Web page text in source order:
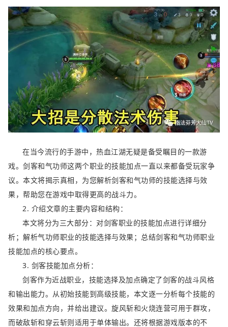
在当今流行的手游中，热血江湖无疑是备受瞩目的一款游
戏。剑客和气功师这两个职业的技能加点一直以来都备受玩家争
议。本文将揭示真相，为您解析剑客和气功师的技能选择与效
果，帮助您在游戏中取得更高的战斗力。
2. 介绍文章的主要内容和结构：
本文将分为三大部分：对剑客职业的技能加点进行详细分
析；解析气功师职业的技能选择与效果；总结剑客和气功师职业
技能加点的核心要点。
3. 剑客技能加点分析：
剑客作为近战职业，技能选择及加点确定了剑客的战斗风格
和输出能力。从初始技能到高级技能，本文逐一分析每个技能的
效果和加点方向，并给出建议。旋风斩和火烧连营可用于群攻，
而破敌斩和穿云斩则适用于单体输出。还将根据游戏版本的不